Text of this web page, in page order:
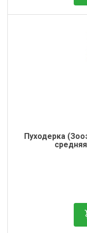
Пуходерка